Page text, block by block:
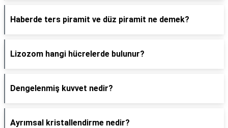
Haberde ters piramit ve düz piramit ne demek?
Lizozom hangi hücrelerde bulunur?
Dengelenmiş kuvvet nedir?
Ayrımsal kristallendirme nedir?